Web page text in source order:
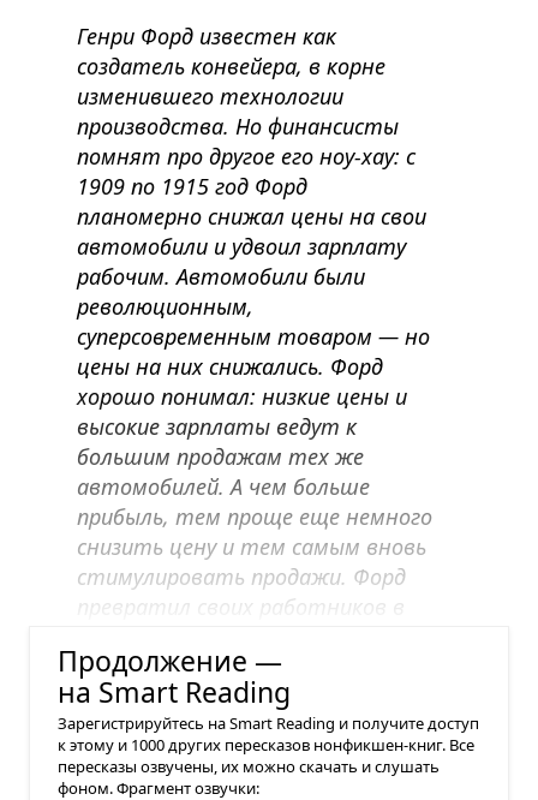
Генри Форд известен как
создатель конвейера, в корне
изменившего технологии
производства. Но финансисты
помнят про другое его ноу-хау: с
1909 по 1915 год Форд
планомерно снижал цены на свои
автомобили и удвоил зарплату
рабочим. Автомобили были
революционным,
суперсовременным товаром — но
цены на них снижались. Форд
хорошо понимал: низкие цены и
высокие зарплаты ведут к
большим продажам тех же
автомобилей. А чем больше
прибыль, тем проще еще немного
снизить цену и тем самым вновь
стимулировать продажи. Форд
превратил своих работников в
Продолжение —
на Smart Reading
Зарегистрируйтесь на Smart Reading и получите доступ
к этому и 1000 других пересказов нонфикшен-книг. Все
пересказы озвучены, их можно скачать и слушать
фоном. Фрагмент озвучки: